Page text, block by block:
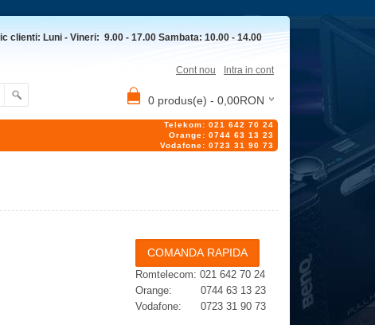
clienti: Luni - Vineri: 9.00 - 17.00 Sambata: 10.00 - 14.00
Cont nou Intra in cont
0 produs(e) - 0,00RON
Telekom: 021 642 70 24
Orange: 0744 63 13 23
Vodafone: 0723 31 90 73
Romtelecom: 021 642 70 24
Orange: 0744 63 13 23
Vodafone: 0723 31 90 73